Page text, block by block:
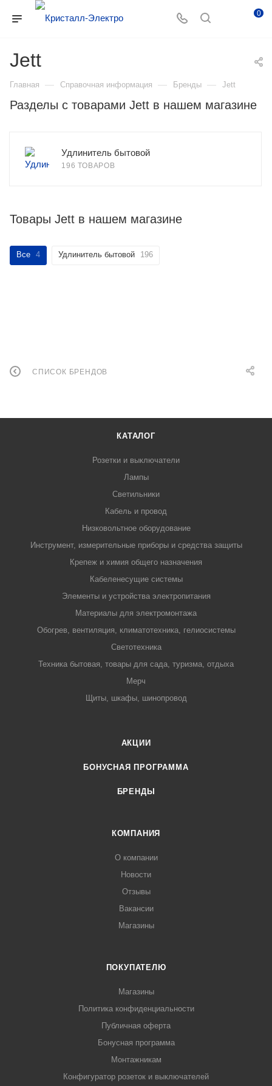
0
Jett
Главная — Справочная информация — Бренды — Jett
Разделы с товарами Jett в нашем магазине
Удлинитель бытовой
196 ТОВАРОВ
Товары Jett в нашем магазине
Все 4 Удлинитель бытовой 196
СПИСОК БРЕНДОВ
КАТАЛОГ
Розетки и выключатели
Лампы
Светильники
Кабель и провод
Низковольтное оборудование
Инструмент, измерительные приборы и средства защиты
Крепеж и химия общего назначения
Кабеленесущие системы
Элементы и устройства электропитания
Материалы для электромонтажа
Обогрев, вентиляция, климатотехника, гелиосистемы
Светотехника
Техника бытовая, товары для сада, туризма, отдыха
Мерч
Щиты, шкафы, шинопровод
АКЦИИ
БОНУСНАЯ ПРОГРАММА
БРЕНДЫ
КОМПАНИЯ
О компании
Новости
Отзывы
Вакансии
Магазины
ПОКУПАТЕЛЮ
Магазины
Политика конфиденциальности
Публичная оферта
Бонусная программа
Монтажникам
Конфигуратор розеток и выключателей